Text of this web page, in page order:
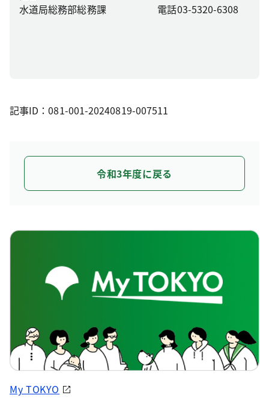
水道局総務部総務課
電話03-5320-6308
記事ID：081-001-20240819-007511
令和3年度に戻る
My TOKYO